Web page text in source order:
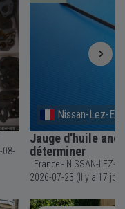
Nissan-Lez-
Jauge d'huile
déterminer
France - NISSAN-LEZ-
2026-07-23 (Il y a 17